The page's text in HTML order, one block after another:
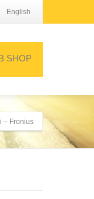
English
SHOP
– Fronius